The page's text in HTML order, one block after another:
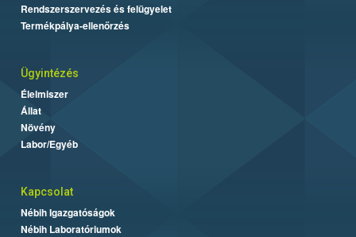
Rendszerszervezés és felügyelet
Termékpálya-ellenőrzés
Ügyintézés
Élelmiszer
Állat
Növény
Labor/Egyéb
Kapcsolat
Nébih Igazgatóságok
Nébih Laboratóriumok